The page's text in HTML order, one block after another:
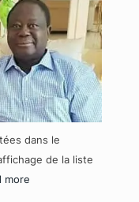
dans le
de la liste
more